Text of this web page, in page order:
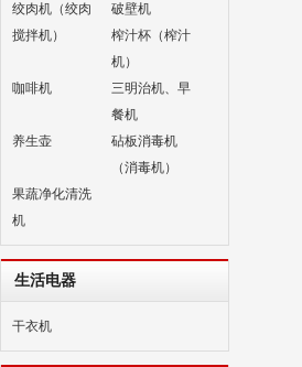
绞肉机（绞肉
搅拌机）
破壁机
榨汁杯（榨汁
机）
咖啡机
三明治机、早
餐机
养生壶
砧板消毒机
（消毒机）
果蔬净化清洗
机
生活电器
干衣机